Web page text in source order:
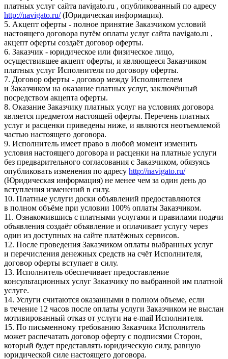
платных услуг сайта navigato.ru , опубликованный по адресу
http://navigato.ru/(Юридическая информация).
5. Акцепт оферты - полное принятие Заказчиком условий
настоящего договора путём оплаты услуг сайта navigato.ru ,
акцепт оферты создаёт договор оферты.
6. Заказчик - юридическое или физическое лицо,
осуществившее акцепт оферты, и являющееся Заказчиком
платных услуг Исполнителя по договору оферты.
7. Договор оферты - договор между Исполнителем
и Заказчиком на оказание платных услуг, заключённый
посредством акцепта оферты.
8. Оказание Заказчику платных услуг на условиях договора
является предметом настоящей оферты. Перечень платных
услуг и расценки приведены ниже, и являются неотъемлемой
частью настоящего договора.
9. Исполнитель имеет право в любой момент изменить
условия настоящего договора и расценки на платные услуги
без предварительного согласования с Заказчиком, обязуясь
опубликовать изменения по адресу http://navigato.ru/
(Юридическая информация) не менее чем за один день до
вступления изменений в силу.
10. Платные услуги доски объявлений предоставляются
в полном объёме при условии 100% оплаты Заказчиком.
11. Ознакомившись с платными услугами и правилами подачи
объявления создаёт объявление и оплачивает услугу через
один из доступных на сайте платёжных сервисов.
12. После проведения Заказчиком оплаты выбранных услуг
и перечисления денежных средств на счёт Исполнителя,
договор оферты вступает в силу.
13. Исполнитель обеспечивает предоставление
консультационных услуг Заказчику по выбранной им платной
услуге.
14. Услуги считаются оказанными в полном объеме, если
в течение 12 часов после оплаты услуги Заказчиком не выслан
мотивированный отказ от услуги на e-mail Исполнителя.
15. По письменному требованию Заказчика Исполнитель
может распечатать договор оферту с подписями Сторон,
который будет представлять юридическую силу, равную
юридической силе настоящего договора.